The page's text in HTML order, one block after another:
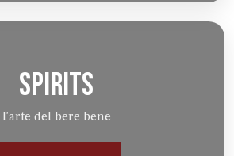
SPIRITS
l'arte del bere bene